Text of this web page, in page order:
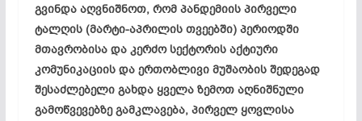
გვინდა აღვნიშნოთ, რომ პანდემიის პირველი
ტალღის (მარტი-აპრილის თვეებში) პერიოდში
მთავრობისა და კერძო სექტორის აქტიური
კომუნიკაციის და ერთობლივი მუშაობის შედეგად
შესაძლებელი გახდა ყველა ზემოთ აღნიშნული
გამოწვევებზე გამკლავება, პირველ ყოვლისა